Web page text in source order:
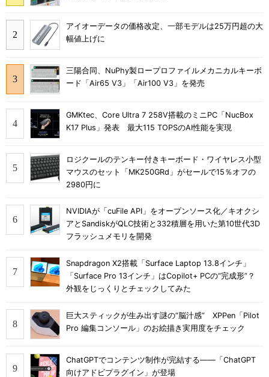
アイオーデータの価格改定、一部モデルは25万円超の大
幅値上げに
三陽合同、NuPhy製ロープロファイルメカニカルキーボ
ード「Air65 V3」「Air100 V3」を発売
GMKtec、Core Ultra 7 258V搭載のミニPC「NucBox
K17 Plus」発表 最大115 TOPSのAI性能を実現
ロジクールのテンキー付きキーボード・ワイヤレス小型
マウスのセット「MK250GRd」がセールで15％オフの
2980円に
NVIDIAが「cuFile API」をオープンソース化／キオクシ
アとSandiskがQLC技術と332積層を用いた第10世代3D
フラッシュメモリを開発
Snapdragon X2搭載「Surface Laptop 13.8インチ」
「Surface Pro 13インチ」はCopilot+ PCの“完成形”？
外観をじっくりとチェックしてみた
巨大スティックが生み出す謎の“脳汁感” XPPen「Pilot
Pro 編集コンソール」のお絵描き実用度をチェック
ChatGPTでコンテンツ制作が完結する――「ChatGPT
向けアドビプラグイン」が登場